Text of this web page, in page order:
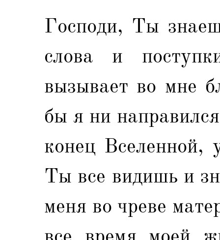
Господи, Ты
слова и
вызывает во мне
бы я ни
конец Вселенной,
Ты все видишь и
меня во чреве